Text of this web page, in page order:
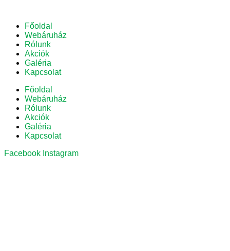
Főoldal
Webáruház
Rólunk
Akciók
Galéria
Kapcsolat
Főoldal
Webáruház
Rólunk
Akciók
Galéria
Kapcsolat
Facebook Instagram